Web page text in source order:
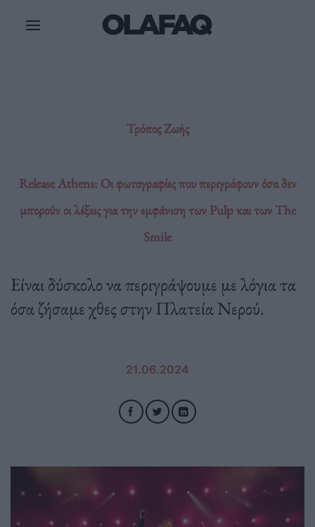
Τρόπος Ζωής
Release Athens: Οι φωτογραφίες που περιγράφουν όσα δεν
μπορούν οι λέξεις για την εμφάνιση των Pulp και των The
Smile
Είναι δύσκολο να περιγράψουμε με λόγια τα
όσα ζήσαμε χθες στην Πλατεία Νερού.
21.06.2024